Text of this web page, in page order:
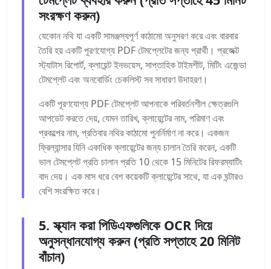
সংরক্ষণ করুন)
যেকোন নথি যা একটি সামঞ্জস্যপূর্ণ কাঠামো অনুসরণ করে এবং বারবার
তৈরি হয় একটি পূরণযোগ্য PDF টেমপ্লেটের জন্য প্রার্থী। প্রজেক্ট
স্ট্যাটাস রিপোর্ট, ক্লায়েন্ট ইনভয়েস, সাপ্তাহিক টাইমশীট, মিটিং এজেন্ডা
টেমপ্লেট এবং অনবোর্ডিং চেকলিস্ট সব সাধারণ উদাহরণ।
একটি পূরণযোগ্য PDF টেমপ্লেট আপনাকে পরিবর্তনশীল ক্ষেত্রগুলি
আপডেট করতে দেয়, যেমন তারিখ, ক্লায়েন্টের নাম, পরিমাণ এবং
প্রকল্পের নাম, প্রতিবার নথির কাঠামো পুনর্নির্মাণ না করে। একজন
ফ্রিল্যান্সার যিনি একাধিক ক্লায়েন্টের জন্য চালান তৈরি করেন, একটি
ভাল টেমপ্লেট প্রতি চালান প্রতি 10 থেকে 15 মিনিটের রিফরম্যাটিং
বাদ দেয়। এক মাস ধরে বেশ কয়েকটি ক্লায়েন্টের সাথে, যা এক ঘন্টারও
বেশি সংরক্ষিত করে।
5. স্ক্যান করা পিডিএফগুলিকে OCR দিয়ে
অনুসন্ধানযোগ্য করুন (প্রতি সপ্তাহে 20 মিনিট
বাঁচান)